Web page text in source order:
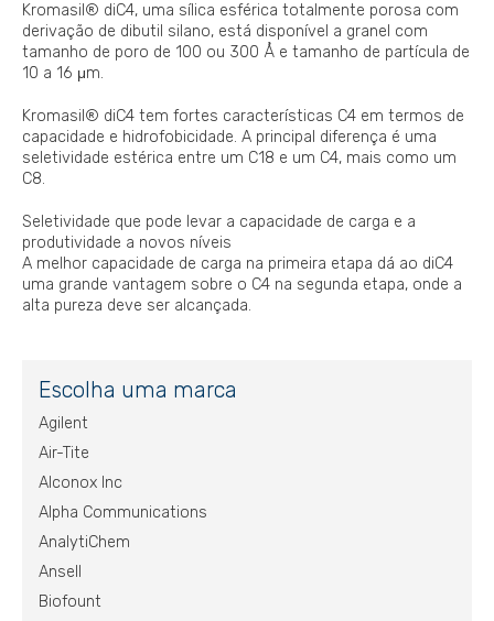
Kromasil® diC4, uma sílica esférica totalmente porosa com
derivação de dibutil silano, está disponível a granel com
tamanho de poro de 100 ou 300 Å e tamanho de partícula de
10 a 16 μm.
Kromasil® diC4 tem fortes características C4 em termos de
capacidade e hidrofobicidade. A principal diferença é uma
seletividade estérica entre um C18 e um C4, mais como um
C8.
Seletividade que pode levar a capacidade de carga e a
produtividade a novos níveis
A melhor capacidade de carga na primeira etapa dá ao diC4
uma grande vantagem sobre o C4 na segunda etapa, onde a
alta pureza deve ser alcançada.
Escolha uma marca
Agilent
Air-Tite
Alconox Inc
Alpha Communications
AnalytiChem
Ansell
Biofount